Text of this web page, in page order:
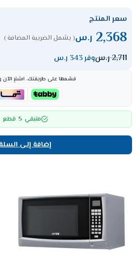
سعر المنتج
2,368 ر.س( يشمل الضريبة المضافة )
2,711ر.سوفر 343 ر.س
قسّمها على طريقتك، اشترِ الآن
متبقي 5 قطع
إضافة إلى